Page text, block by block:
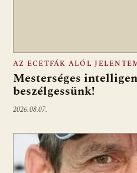
AZ ECETFÁK ALÓL
Mesterséges
beszélgessünk!
2026.08.07.